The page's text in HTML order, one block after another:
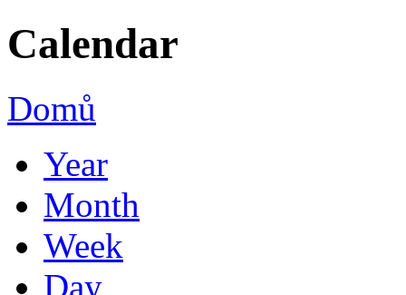
Calendar
Domů
Year
Month
Week
Day